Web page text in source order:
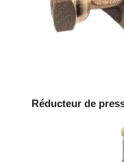
Réducteur de